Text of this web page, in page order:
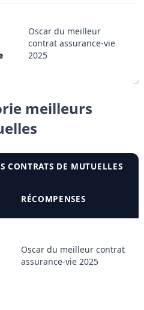
Oscar du meilleur
contrat assurance-vie
2025
meilleurs
CONTRATS DE MUTUELLES
RÉCOMPENSES
Oscar du meilleur contrat
assurance-vie 2025